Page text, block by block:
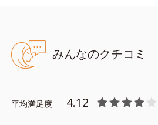
*3 合成フルオロフロゴパイト
※アレルギーテスト済＝全ての方にアレル
ことではありません。
みんなのクチコミ
平均満足度 4.12